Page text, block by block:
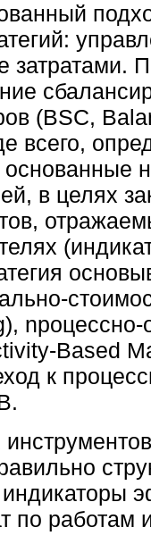
затратами.
(BSC,
всего,
основанные
в целях
npoцессно-
Based
к
по работам